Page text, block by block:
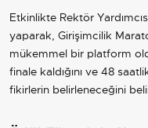
Etkinlikte Rektör
yaparak, Girişimcilik
mükemmel bir platform
finale kaldığını ve 48
fikirlerin belirleneceğini